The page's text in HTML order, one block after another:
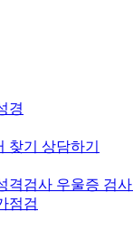
경
찾기 상담하기
격검사 우울증 검사
점검